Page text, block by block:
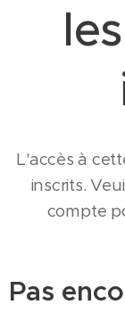
L'accès à
inscrits.
compte
Pas